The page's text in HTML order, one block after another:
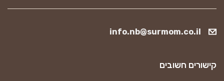
info.nb@surmom.co.il
קישורים חשובים